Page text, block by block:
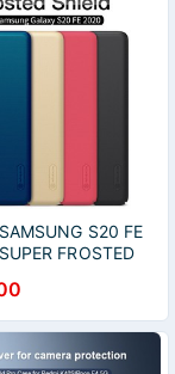
S20 FE
FROSTED